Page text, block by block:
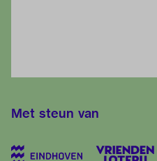
Met steun van